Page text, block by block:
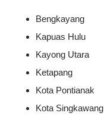
Bengkayang
Kapuas Hulu
Kayong Utara
Ketapang
Kota Pontianak
Kota Singkawang